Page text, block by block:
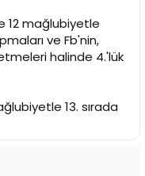
12 mağlubiyetle
ve Fb'nin,
halinde 4.'lük
13. sırada